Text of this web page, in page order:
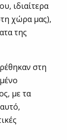
ιδιαίτερα
χώρα μας),
της
στη
με τα